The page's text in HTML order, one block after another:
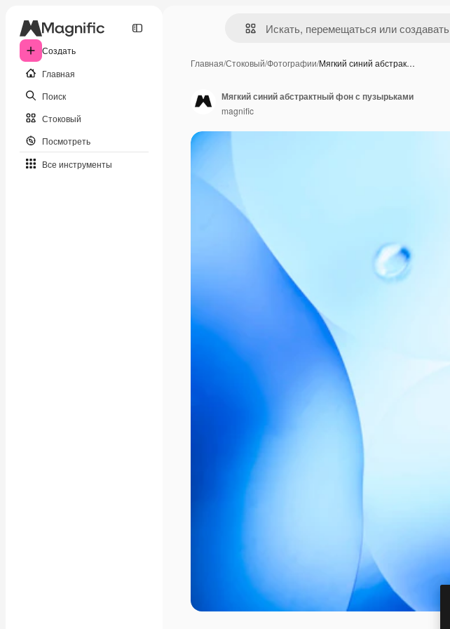
Создать
Главная
Поиск
Стоковый
Посмотреть
Все инструменты
Главная/Стоковый/Фотографии/Мягкий синий абстрак…
Мягкий синий абстрактный фон с пузырьками
magnific